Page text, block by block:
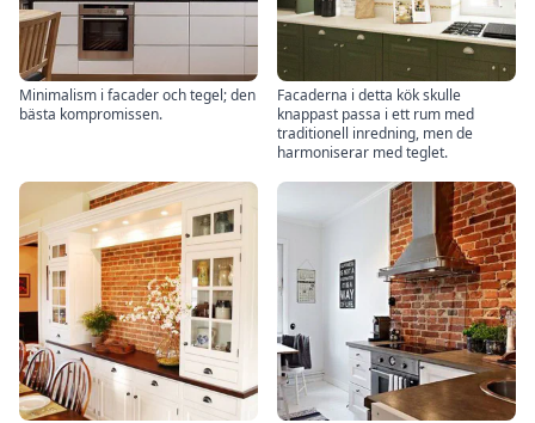
Minimalism i facader och tegel; den
bästa kompromissen.
Facaderna i detta kök skulle
knappast passa i ett rum med
traditionell inredning, men de
harmoniserar med teglet.